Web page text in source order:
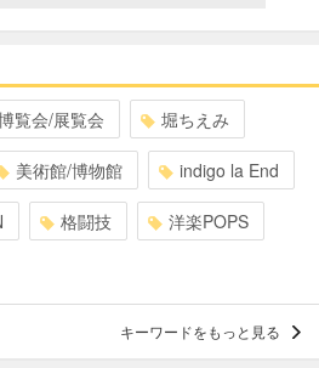
覧会/展覧会 堀ちえみ
美術館/博物館 indigo la End
格闘技 洋楽POPS
キーワードをもっと見る